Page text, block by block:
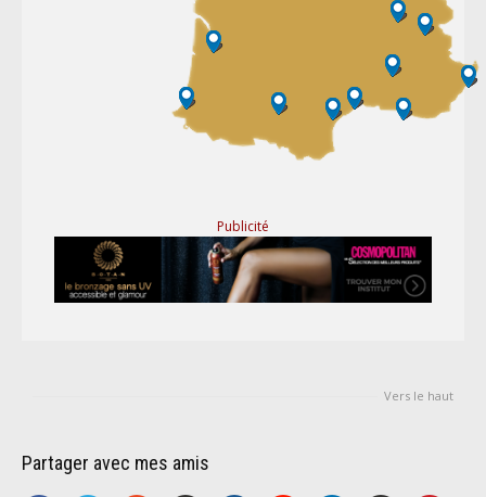
Publicité
Vers le haut
Partager avec mes amis